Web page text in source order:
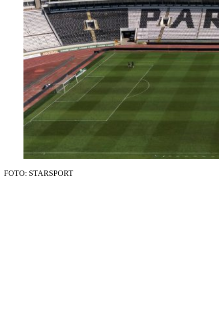
FOTO: STARSPORT